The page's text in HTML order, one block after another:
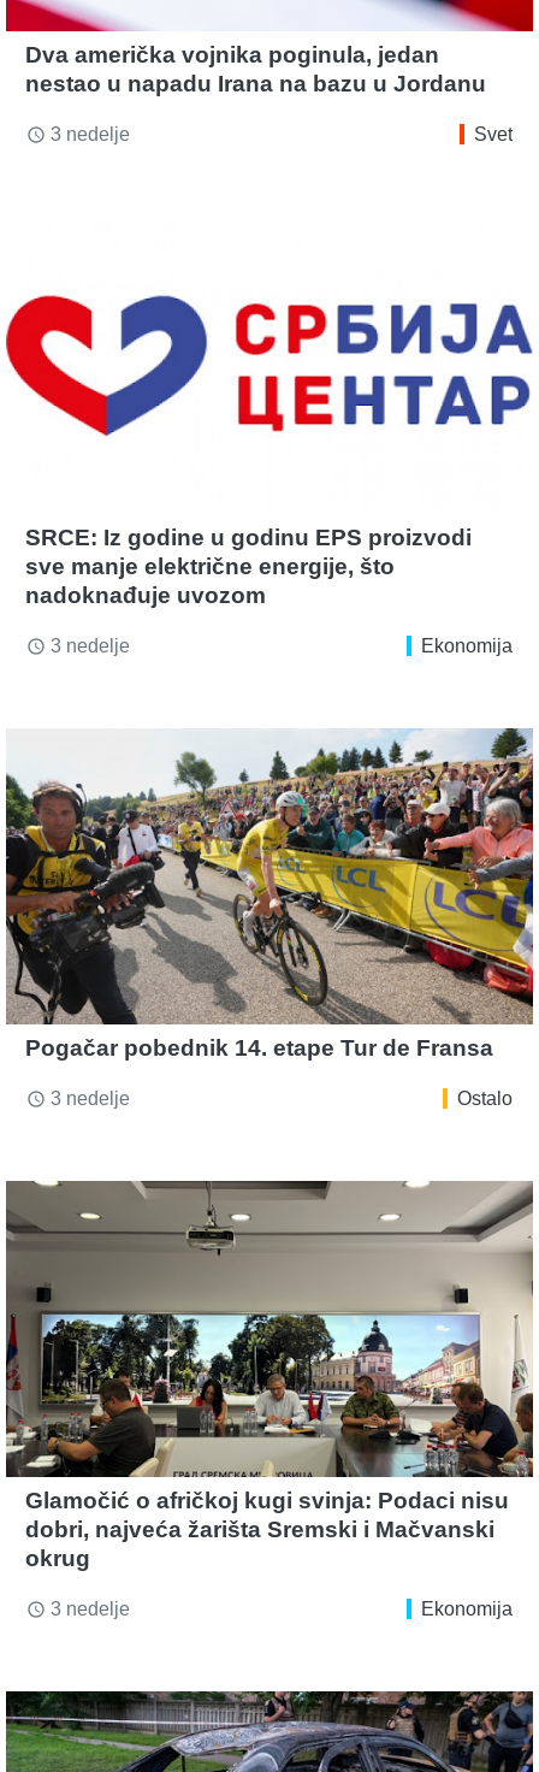
Dva američka vojnika poginula, jedan
nestao u napadu Irana na bazu u Jordanu
access_time 3 nedelje Svet
SRCE: Iz godine u godinu EPS proizvodi
sve manje električne energije, što
nadoknađuje uvozom
access_time 3 nedelje Ekonomija
Pogačar pobednik 14. etape Tur de Fransa
access_time 3 nedelje Ostalo
Glamočić o afričkoj kugi svinja: Podaci nisu
dobri, najveća žarišta Sremski i Mačvanski
okrug
access_time 3 nedelje Ekonomija